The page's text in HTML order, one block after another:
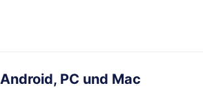
PC und Mac